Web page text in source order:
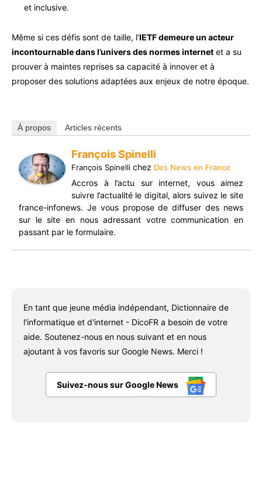
et inclusive.
Même si ces défis sont de taille, l’IETF demeure un acteur
incontournable dans l’univers des normes internet et a su
prouver à maintes reprises sa capacité à innover et à
proposer des solutions adaptées aux enjeux de notre époque.
À propos Articles récents
François Spinelli
François Spinelli chez Des News en France
Accros à l’actu sur internet, vous aimez
suivre l’actualité le digital, alors suivez le site
france-infonews. Je vous propose de diffuser des news
sur le site en nous adressant votre communication en
passant par le formulaire.
En tant que jeune média indépendant, Dictionnaire de
l'informatique et d'internet - DicoFR a besoin de votre
aide. Soutenez-nous en nous suivant et en nous
ajoutant à vos favoris sur Google News. Merci !
Suivez-nous sur Google News